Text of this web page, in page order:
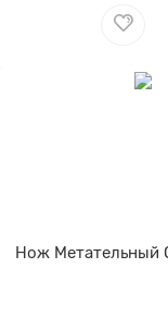
Нож Метательный